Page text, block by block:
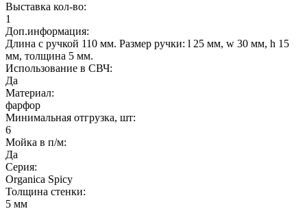
Выставка кол-во:
1
Доп.информация:
Длина с ручкой 110 мм. Размер ручки: l 25 мм, w 30 мм, h 15
мм, толщина 5 мм.
Использование в СВЧ:
Да
Материал:
фарфор
Минимальная отгрузка, шт:
6
Мойка в п/м:
Да
Серия:
Organica Spicy
Толщина стенки:
5 мм